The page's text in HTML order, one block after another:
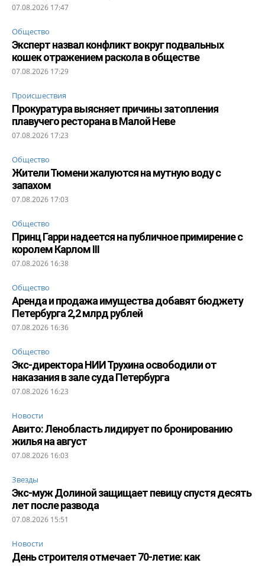
07.08.2026 17:47
Общество
Эксперт назвал конфликт вокруг подвальных
кошек отражением раскола в обществе
07.08.2026 17:29
Происшествия
Прокуратура выясняет причины затопления
плавучего ресторана в Малой Неве
07.08.2026 17:23
Общество
Жители Тюмени жалуются на мутную воду с
запахом
07.08.2026 17:03
Общество
Принц Гарри надеется на публичное примирение с
королем Карлом III
07.08.2026 16:38
Общество
Аренда и продажа имущества добавят бюджету
Петербурга 2,2 млрд рублей
07.08.2026 16:36
Общество
Экс-директора НИИ Трухина освободили от
наказания в зале суда Петербурга
07.08.2026 16:23
Новости
Авито: Ленобласть лидирует по бронированию
жилья на август
07.08.2026 16:03
Звезды
Экс-муж Долиной защищает певицу спустя десять
лет после развода
07.08.2026 15:51
Новости
День строителя отмечает 70-летие: как